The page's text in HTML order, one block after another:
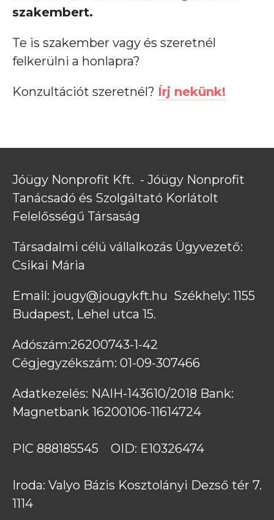
szakembert.
Te is szakember vagy és szeretnél
felkerülni a honlapra?
Konzultációt szeretnél? Írj nekünk!
Jóügy Nonprofit Kft.  - Jóügy Nonprofit
Tanácsadó és Szolgáltató Korlátolt
Felelősségű Társaság
Társadalmi célú vállalkozás Ügyvezető:
Csikai Mária
Email: jougy@jougykft.hu  Székhely: 1155
Budapest, Lehel utca 15.
Adószám:26200743-1-42
Cégjegyzékszám: 01-09-307466
Adatkezelés: NAIH-143610/2018 Bank:
Magnetbank 16200106-11614724
PIC 888185545    OID: E10326474
Iroda: Valyo Bázis Kosztolányi Dezső tér 7.
1114